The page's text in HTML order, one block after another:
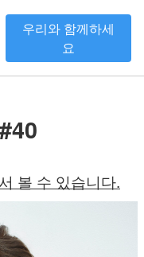
우리와 함께하세
요
볼 수 있습니다.